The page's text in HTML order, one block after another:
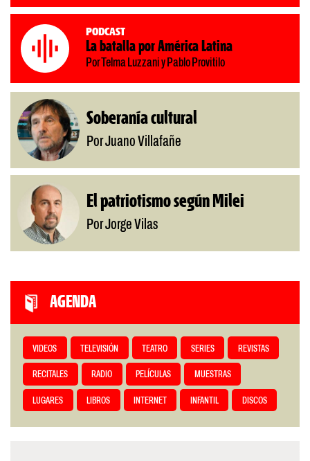
Podcast
La batalla por América Latina
Por Telma Luzzani y Pablo Provitilo
Soberanía cultural
Por Juano Villafañe
El patriotismo según Milei
Por Jorge Vilas
AGENDA
VIDEOS TELEVISIÓN TEATRO SERIES REVISTAS
RECITALES RADIO PELÍCULAS MUESTRAS
LUGARES LIBROS INTERNET INFANTIL DISCOS